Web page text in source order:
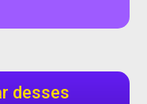
desses